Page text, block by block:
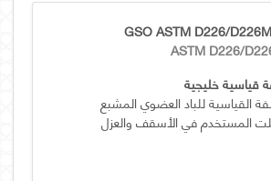
GSO ASTM D226/
ASTM D226/
قياسية خليجية
القياسية للباد العضوي المشبع
المستخدم في الأسقف والعزل